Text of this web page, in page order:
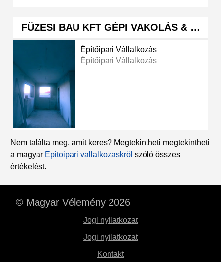
FÜZESI BAU KFT GÉPI VAKOLÁS & …
Építőipari Vállalkozás
Építőipari Vállalkozás
Nem találta meg, amit keres? Megtekintheti megtekintheti
a magyar Epitoipari vallalkozaskröl szóló összes
értékelést.
© Magyar Vélemény 2026
Jogi nyilatkozat
Jogi nyilatkozat
Kontakt